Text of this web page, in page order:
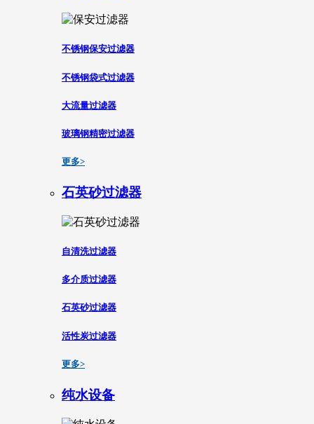
不锈钢保安过滤器
不锈钢袋式过滤器
大流量过滤器
玻璃钢精密过滤器
更多>
石英砂过滤器
自清洗过滤器
多介质过滤器
石英砂过滤器
活性炭过滤器
更多>
纯水设备